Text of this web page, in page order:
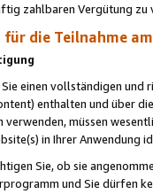
zahlbaren Vergütung zu
die Teilnahme
einen vollständigen
enthalten und über
müssen
in Ihrer Anwendung
Sie, ob sie
und Sie dürfen